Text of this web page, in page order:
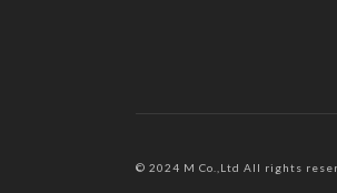
© 2024 M Co.,Ltd All rights